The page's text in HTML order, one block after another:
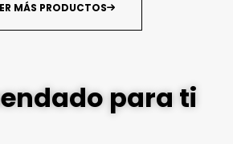
MÁS PRODUCTOS
para ti